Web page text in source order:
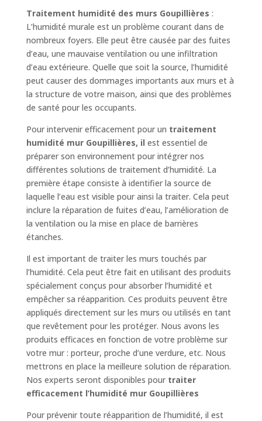
Traitement humidité des murs Goupillières :
L’humidité murale est un problème courant dans de
nombreux foyers. Elle peut être causée par des fuites
d’eau, une mauvaise ventilation ou une infiltration
d’eau extérieure. Quelle que soit la source, l’humidité
peut causer des dommages importants aux murs et à
la structure de votre maison, ainsi que des problèmes
de santé pour les occupants.
Pour intervenir efficacement pour un traitement
humidité mur Goupillières, il est essentiel de
préparer son environnement pour intégrer nos
différentes solutions de traitement d’humidité. La
première étape consiste à identifier la source de
laquelle l’eau est visible pour ainsi la traiter. Cela peut
inclure la réparation de fuites d’eau, l’amélioration de
la ventilation ou la mise en place de barrières
étanches.
Il est important de traiter les murs touchés par
l’humidité. Cela peut être fait en utilisant des produits
spécialement conçus pour absorber l’humidité et
empêcher sa réapparition. Ces produits peuvent être
appliqués directement sur les murs ou utilisés en tant
que revêtement pour les protéger. Nous avons les
produits efficaces en fonction de votre problème sur
votre mur : porteur, proche d’une verdure, etc. Nous
mettrons en place la meilleure solution de réparation.
Nos experts seront disponibles pour traiter
efficacement l’humidité mur Goupillières
Pour prévenir toute réapparition de l’humidité, il est